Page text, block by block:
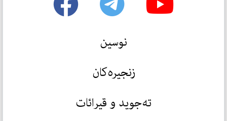
نوسین
زنجیرەکان
تەجوید و قیرائات